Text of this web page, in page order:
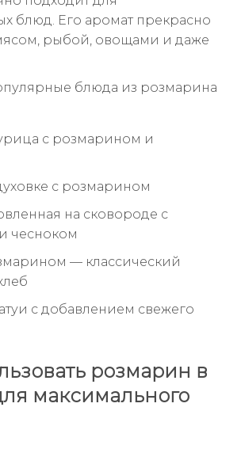
блюд. Его аромат прекрасно
мясом, рыбой, овощами и даже
блюда из розмарина
с розмарином и
с розмарином
на сковороде с
чесноком
— классический
с добавлением свежего
розмарин в
максимального